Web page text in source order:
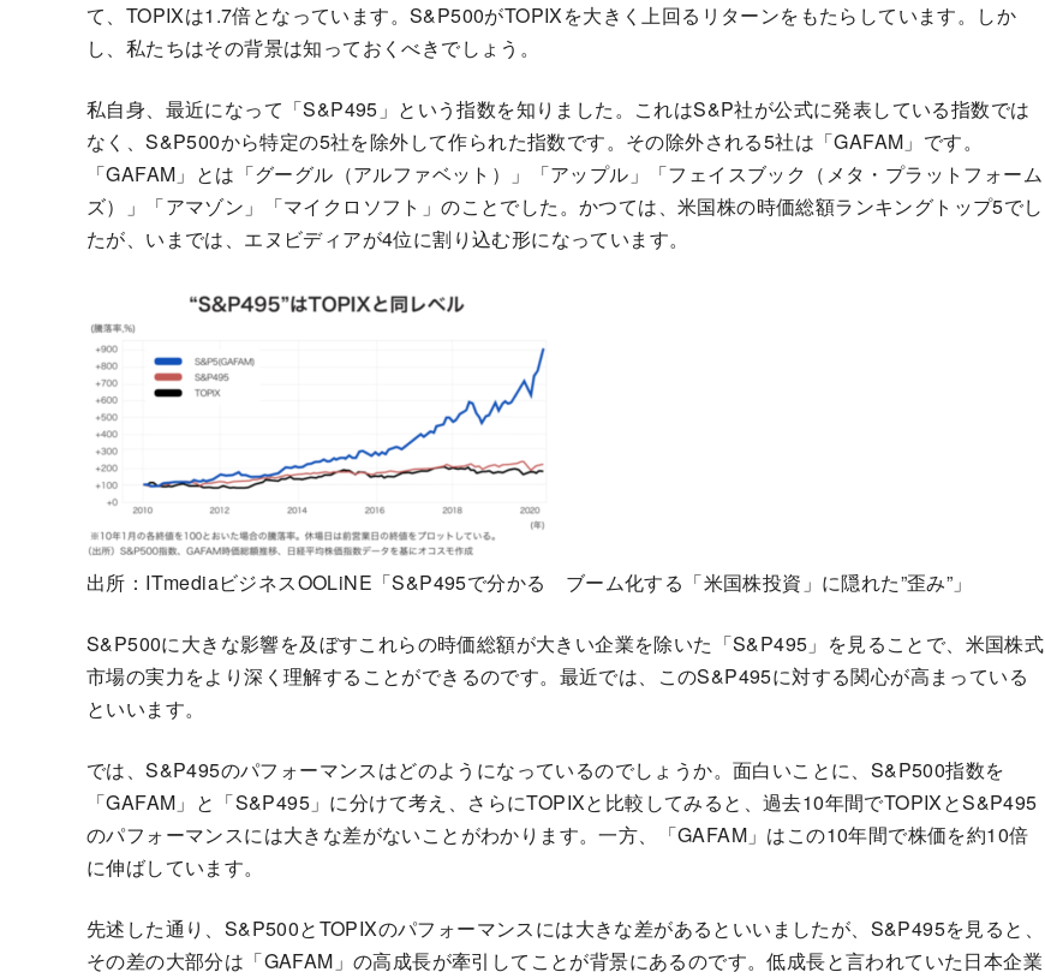
て、TOPIXは1.7倍となっています。S&P500がTOPIXを大きく上回るリターンをもたらしています。しか
し、私たちはその背景は知っておくべきでしょう。
私自身、最近になって「S&P495」という指数を知りました。これはS&P社が公式に発表している指数では
なく、S&P500から特定の5社を除外して作られた指数です。その除外される5社は「GAFAM」です。
「GAFAM」とは「グーグル（アルファベット）」「アップル」「フェイスブック（メタ・プラットフォーム
ズ）」「アマゾン」「マイクロソフト」のことでした。かつては、米国株の時価総額ランキングトップ5でし
たが、いまでは、エヌビディアが4位に割り込む形になっています。
出所：ITmediaビジネスOOLiNE「S&P495で分かる ブーム化する「米国株投資」に隠れた”歪み”」
S&P500に大きな影響を及ぼすこれらの時価総額が大きい企業を除いた「S&P495」を見ることで、米国株式
市場の実力をより深く理解することができるのです。最近では、このS&P495に対する関心が高まっている
といいます。
では、S&P495のパフォーマンスはどのようになっているのでしょうか。面白いことに、S&P500指数を
「GAFAM」と「S&P495」に分けて考え、さらにTOPIXと比較してみると、過去10年間でTOPIXとS&P495
のパフォーマンスには大きな差がないことがわかります。一方、「GAFAM」はこの10年間で株価を約10倍
に伸ばしています。
先述した通り、S&P500とTOPIXのパフォーマンスには大きな差があるといいましたが、S&P495を見ると、
その差の大部分は「GAFAM」の高成長が牽引してことが背景にあるのです。低成長と言われていた日本企業